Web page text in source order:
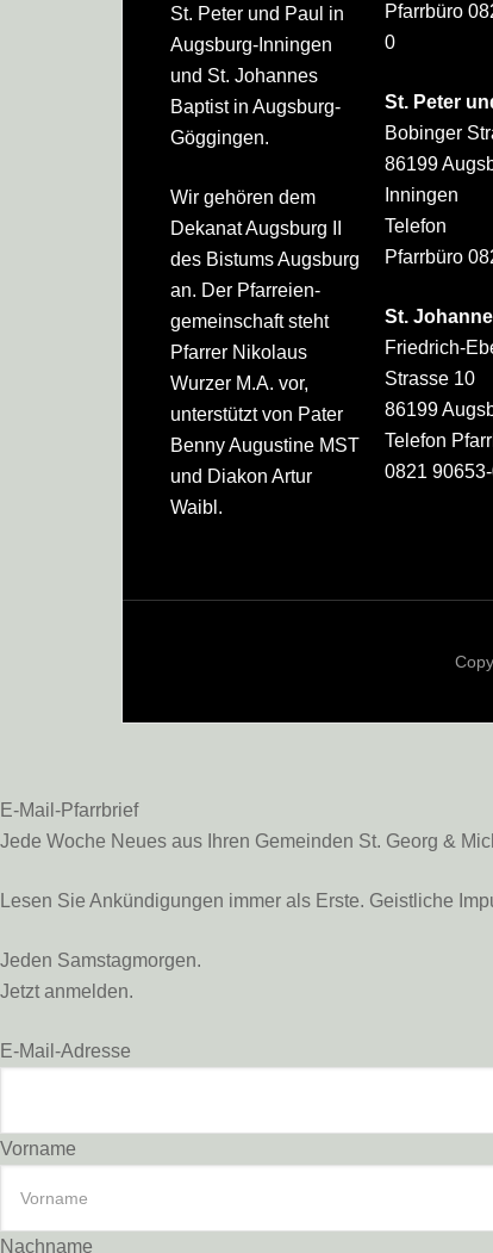
St. Peter und Paul in
Augsburg-Inningen
und St. Johannes
Baptist in Augsburg-
Göggingen.
Wir gehören dem
Dekanat Augsburg II
des Bistums Augsburg
an. Der Pfarreien­
gemeinschaft steht
Pfarrer Nikolaus
Wurzer M.A. vor,
unterstützt von Pater
Benny Augustine MST
und Diakon Artur
Waibl.
Pfarrbüro
0
St. Peter
Bobinger
86199
Inningen
Telefon
Pfarrbüro
St.
Friedrich-
Strasse 10
86199
Telefon
0821
E-Mail-Pfarrbrief
Jede Woche Neues aus Ihren Gemeinden St. Georg &
Lesen Sie Ankündigungen immer als Erste. Geistliche
Jeden Samstagmorgen.
Jetzt anmelden.
E-Mail-Adresse
Vorname
Nachname